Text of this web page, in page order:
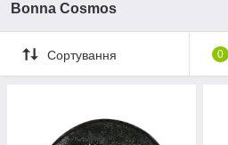
Bonna Cosmos
Сортування 0